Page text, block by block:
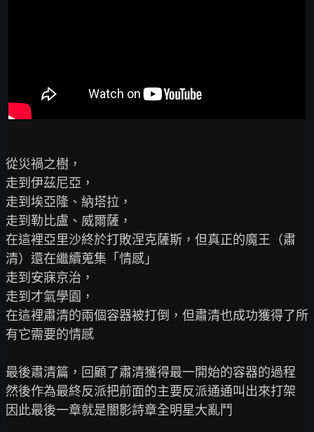
從災禍之樹，
走到伊茲尼亞，
走到埃亞隆、納塔拉，
走到勒比盧、威爾薩，
在這裡亞里沙終於打敗涅克薩斯，但真正的魔王（肅
清）還在繼續蒐集「情感」
走到安寐京治，
走到才氣學園，
在這裡肅清的兩個容器被打倒，但肅清也成功獲得了所
有它需要的情感
最後肅清篇，回顧了肅清獲得最一開始的容器的過程
然後作為最終反派把前面的主要反派通通叫出來打架
因此最後一章就是闇影詩章全明星大亂鬥